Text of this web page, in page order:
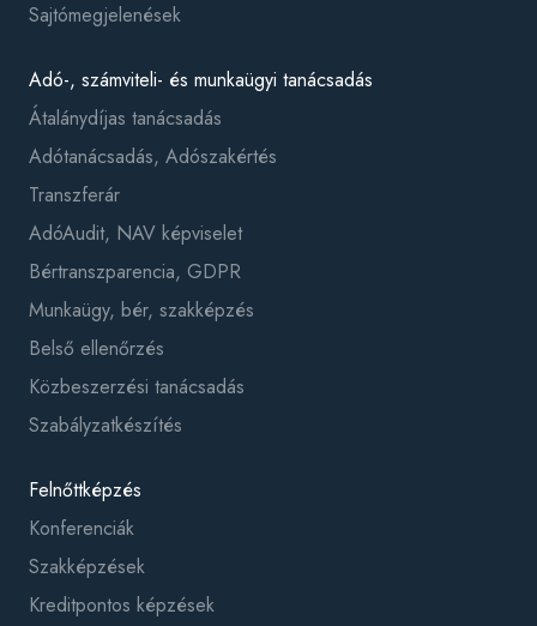
Sajtómegjelenések
Adó-, számviteli- és munkaügyi tanácsadás
Átalánydíjas tanácsadás
Adótanácsadás, Adószakértés
Transzferár
AdóAudit, NAV képviselet
Bértranszparencia, GDPR
Munkaügy, bér, szakképzés
Belső ellenőrzés
Közbeszerzési tanácsadás
Szabályzatkészítés
Felnőttképzés
Konferenciák
Szakképzések
Kreditpontos képzések